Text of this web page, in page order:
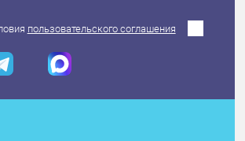
пользовательского соглашения